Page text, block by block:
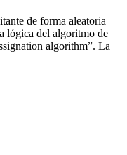
de forma aleatoria
lógica del algoritmo de
algorithm”. La